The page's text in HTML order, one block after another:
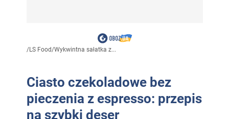
/LS Food/Wykwintna sałatka z...
Ciasto czekoladowe bez
pieczenia z espresso: przepis
na szybki deser